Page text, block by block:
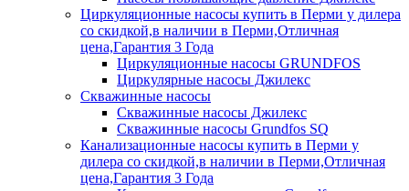
Циркуляционные насосы купить в Перми у дилера
со скидкой,в наличии в Перми,Отличная
цена,Гарантия 3 Года
Циркуляционные насосы GRUNDFOS
Циркулярные насосы Джилекс
Скважинные насосы
Скважинные насосы Джилекс
Скважинные насосы Grundfos SQ
Канализационные насосы купить в Перми у
дилера со скидкой,в наличии в Перми,Отличная
цена,Гарантия 3 Года